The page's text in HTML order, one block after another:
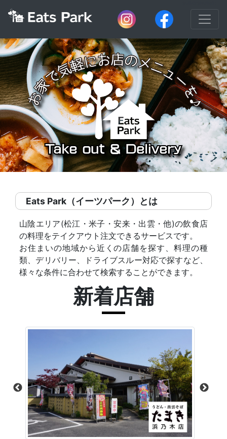
Eats Park（イーツパーク）とは
山陰エリア(松江・米子・安来・出雲・他)の飲食店
の料理をテイクアウト注文できるサービスです。
お住まいの地域から近くの店舗を探す、料理の種
類、デリバリー、ドライブスルー対応で探すなど、
様々な条件に合わせて検索することができます。
新着店舗